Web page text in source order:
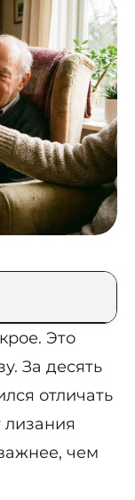
Это
За десять
отличать
лизания
чем